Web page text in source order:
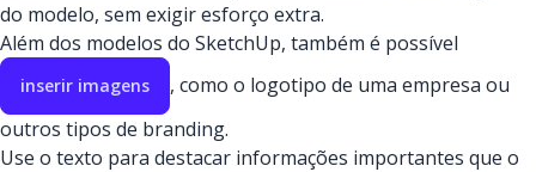
do modelo, sem exigir esforço extra.
Além dos modelos do SketchUp, também é possível
inserir imagens
, como o logotipo de uma empresa ou
outros tipos de branding.
Use o texto para destacar informações importantes que o